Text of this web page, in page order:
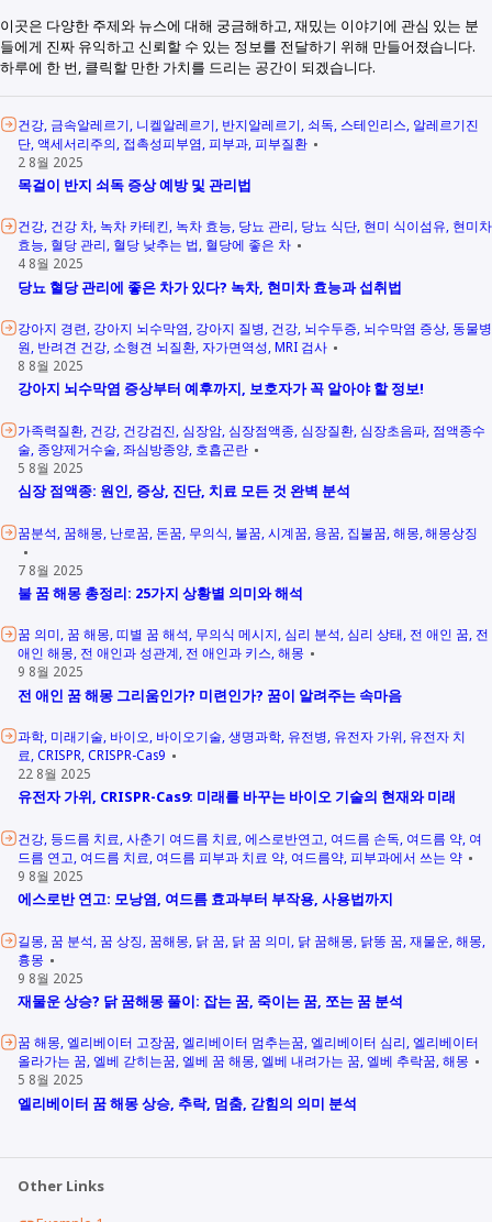
이곳은 다양한 주제와 뉴스에 대해 궁금해하고, 재밌는 이야기에 관심 있는 분
들에게 진짜 유익하고 신뢰할 수 있는 정보를 전달하기 위해 만들어졌습니다.
하루에 한 번, 클릭할 만한 가치를 드리는 공간이 되겠습니다.
건강 금속알레르기 니켈알레르기 반지알레르기 쇠독 스테인리스 알레르기진
단 액세서리주의 접촉성피부염 피부과 피부질환
2 8월 2025
목걸이 반지 쇠독 증상 예방 및 관리법
건강 건강 차 녹차 카테킨 녹차 효능 당뇨 관리 당뇨 식단 현미 식이섬유 현미차
효능 혈당 관리 혈당 낮추는 법 혈당에 좋은 차
4 8월 2025
당뇨 혈당 관리에 좋은 차가 있다? 녹차, 현미차 효능과 섭취법
강아지 경련 강아지 뇌수막염 강아지 질병 건강 뇌수두증 뇌수막염 증상 동물병
원 반려견 건강 소형견 뇌질환 자가면역성 MRI 검사
8 8월 2025
강아지 뇌수막염 증상부터 예후까지, 보호자가 꼭 알아야 할 정보!
가족력질환 건강 건강검진 심장암 심장점액종 심장질환 심장초음파 점액종수
술 종양제거수술 좌심방종양 호흡곤란
5 8월 2025
심장 점액종: 원인, 증상, 진단, 치료 모든 것 완벽 분석
꿈분석 꿈해몽 난로꿈 돈꿈 무의식 불꿈 시계꿈 용꿈 집불꿈 해몽 해몽상징
7 8월 2025
불 꿈 해몽 총정리: 25가지 상황별 의미와 해석
꿈 의미 꿈 해몽 띠별 꿈 해석 무의식 메시지 심리 분석 심리 상태 전 애인 꿈 전
애인 해몽 전 애인과 성관계 전 애인과 키스 해몽
9 8월 2025
전 애인 꿈 해몽 그리움인가? 미련인가? 꿈이 알려주는 속마음
과학 미래기술 바이오 바이오기술 생명과학 유전병 유전자 가위 유전자 치
료 CRISPR CRISPR-Cas9
22 8월 2025
유전자 가위, CRISPR-Cas9: 미래를 바꾸는 바이오 기술의 현재와 미래
건강 등드름 치료 사춘기 여드름 치료 에스로반연고 여드름 손독 여드름 약 여
드름 연고 여드름 치료 여드름 피부과 치료 약 여드름약 피부과에서 쓰는 약
9 8월 2025
에스로반 연고: 모낭염, 여드름 효과부터 부작용, 사용법까지
길몽 꿈 분석 꿈 상징 꿈해몽 닭 꿈 닭 꿈 의미 닭 꿈해몽 닭똥 꿈 재물운 해몽
흉몽
9 8월 2025
재물운 상승? 닭 꿈해몽 풀이: 잡는 꿈, 죽이는 꿈, 쪼는 꿈 분석
꿈 해몽 엘리베이터 고장꿈 엘리베이터 멈추는꿈 엘리베이터 심리 엘리베이터
올라가는 꿈 엘베 갇히는꿈 엘베 꿈 해몽 엘베 내려가는 꿈 엘베 추락꿈 해몽
5 8월 2025
엘리베이터 꿈 해몽 상승, 추락, 멈춤, 갇힘의 의미 분석
Other Links